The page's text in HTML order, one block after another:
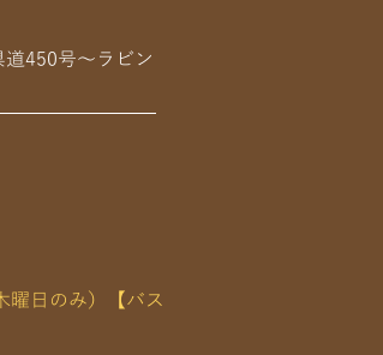
450号～ラビン
曜日のみ）【バス